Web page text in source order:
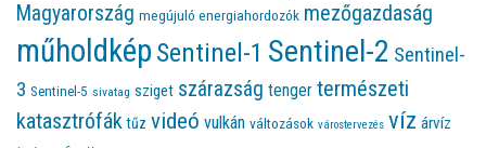
Magyarország megújuló energiahordozók mezőgazdaság
műholdkép Sentinel-1 Sentinel-2 Sentinel-
3 Sentinel-5 sivatag sziget szárazság tenger természeti
katasztrófák tűz videó vulkán változások várostervezés víz árvíz